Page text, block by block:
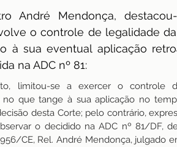
André Mendonça,
o controle de legalidade
à sua eventual aplicação
na ADC nº 81:
limitou-se a exercer o controle
no que tange à sua aplicação no
desta Corte; pelo contrário,
o decidido na ADC nº 81/DF,
CE, Rel. André Mendonça, julgado